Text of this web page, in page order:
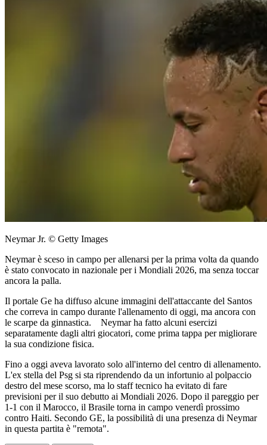
Neymar Jr. © Getty Images
Neymar è sceso in campo per allenarsi per la prima volta da quando
è stato convocato in nazionale per i Mondiali 2026, ma senza toccar
ancora la palla.
Il portale Ge ha diffuso alcune immagini dell'attaccante del Santos
che correva in campo durante l'allenamento di oggi, ma ancora con
le scarpe da ginnastica. Neymar ha fatto alcuni esercizi
separatamente dagli altri giocatori, come prima tappa per migliorare
la sua condizione fisica.
Fino a oggi aveva lavorato solo all'interno del centro di allenamento.
L'ex stella del Psg si sta riprendendo da un infortunio al polpaccio
destro del mese scorso, ma lo staff tecnico ha evitato di fare
previsioni per il suo debutto ai Mondiali 2026. Dopo il pareggio per
1-1 con il Marocco, il Brasile torna in campo venerdì prossimo
contro Haiti. Secondo GE, la possibilità di una presenza di Neymar
in questa partita è "remota".